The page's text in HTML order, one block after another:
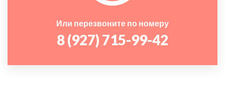
Или перезвоните по номеру
8 (927) 715-99-42